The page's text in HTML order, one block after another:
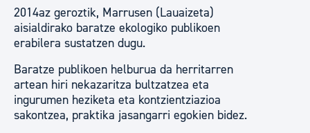
2014az geroztik, Marrusen (Lauaizeta)
aisialdirako baratze ekologiko publikoen
erabilera sustatzen dugu.
Baratze publikoen helburua da herritarren
artean hiri nekazaritza bultzatzea eta
ingurumen heziketa eta kontzientziazioa
sakontzea, praktika jasangarri egokien bidez.